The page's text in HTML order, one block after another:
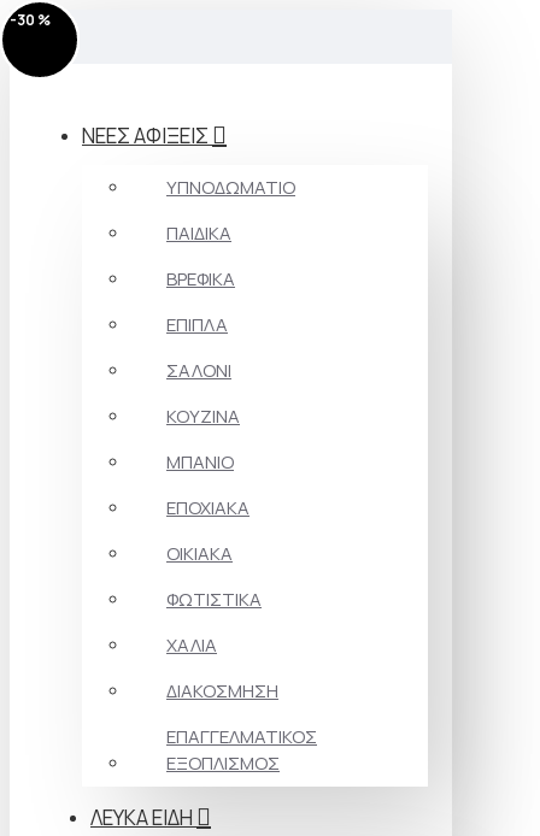
MENU
ΝΕΕΣ ΑΦΙΞΕΙΣ
ΥΠΝΟΔΩΜΑΤΙΟ
ΠΑΙΔΙΚΑ
ΒΡΕΦΙΚΑ
ΕΠΙΠΛΑ
ΣΑΛΟΝΙ
ΚΟΥΖΙΝΑ
ΜΠΑΝΙΟ
ΕΠΟΧΙΑΚΑ
ΟΙΚΙΑΚΑ
ΦΩΤΙΣΤΙΚΑ
ΧΑΛΙΑ
ΔΙΑΚΟΣΜΗΣΗ
ΕΠΑΓΓΕΛΜΑΤΙΚΟΣ
ΕΞΟΠΛΙΣΜΟΣ
ΛΕΥΚΑ ΕΙΔΗ
-20 %
-20 %
-37 %
-30 %
-30 %
-30 %
-30 %
-30 %
-40 %
-40 %
-30 %
-30 %